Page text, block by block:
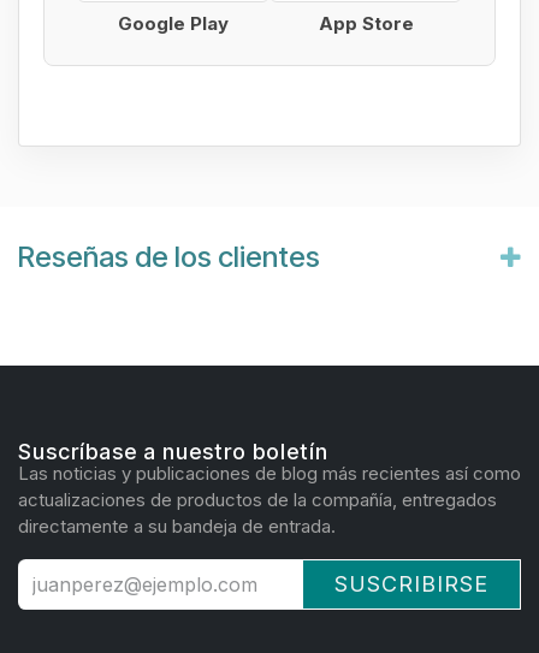
Google Play App Store
Reseñas de los clientes
Suscríbase a nuestro boletín
Las noticias y publicaciones de blog más recientes así como
actualizaciones de productos de la compañía, entregados
directamente a su bandeja de entrada.
SUSCRIBIRSE